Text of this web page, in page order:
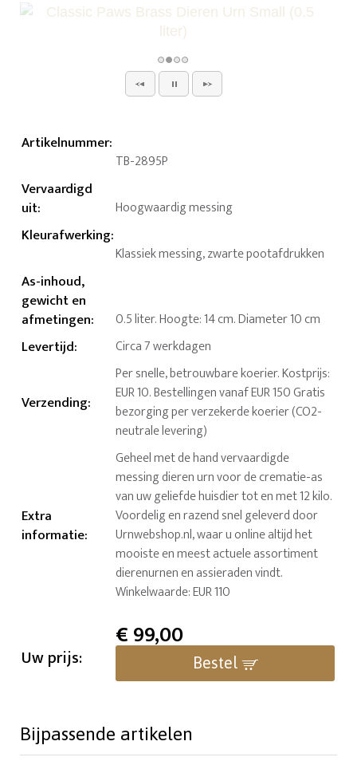
Artikelnummer:
TB-2895P
Vervaardigd
uit: Hoogwaardig messing
Kleurafwerking:
Klassiek messing, zwarte pootafdrukken
As-inhoud,
gewicht en
afmetingen: 0.5 liter. Hoogte: 14 cm. Diameter 10 cm
Levertijd: Circa 7 werkdagen
Verzending:
Per snelle, betrouwbare koerier. Kostprijs:
EUR 10. Bestellingen vanaf EUR 150 Gratis
bezorging per verzekerde koerier (CO2-
neutrale levering)
Extra
informatie:
Geheel met de hand vervaardigde
messing dieren urn voor de crematie-as
van uw geliefde huisdier tot en met 12 kilo.
Voordelig en razend snel geleverd door
Urnwebshop.nl, waar u online altijd het
mooiste en meest actuele assortiment
dierenurnen en assieraden vindt.
Winkelwaarde: EUR 110
Uw prijs:
€99,00
Bestel
Bijpassende artikelen